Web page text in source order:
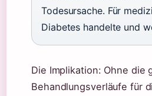
Todesursache. Für
Diabetes handelte und
Die Implikation: Ohne die
Behandlungsverläufe für